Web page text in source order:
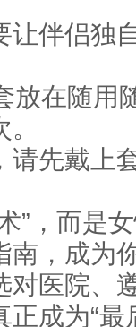
让伴侣独
放在随用
请先戴上
”，而是
南，成为
对医院、
成为“最